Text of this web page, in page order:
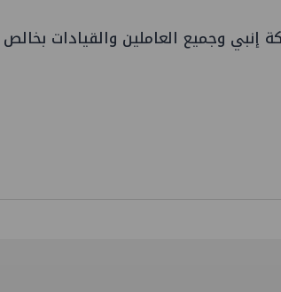
وجميع العاملين والقيادات بخالص